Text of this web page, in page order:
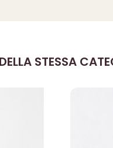
STESSA